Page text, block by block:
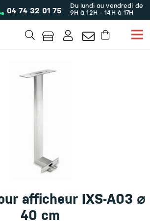
04 74 32 01 75
Du lundi au vendredi de
9H à 12H - 14H à 17H
afficheur IXS-A03 ⌀
40 cm